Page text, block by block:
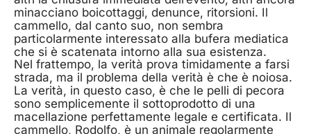
minacciano boicottaggi, denunce, ritorsioni. Il
cammello, dal canto suo, non sembra
particolarmente interessato alla bufera mediatica
che si è scatenata intorno alla sua esistenza.
Nel frattempo, la verità prova timidamente a farsi
strada, ma il problema della verità è che è noiosa.
La verità, in questo caso, è che le pelli di pecora
sono semplicemente il sottoprodotto di una
macellazione perfettamente legale e certificata. Il
cammello, Rodolfo, è un animale regolarmente